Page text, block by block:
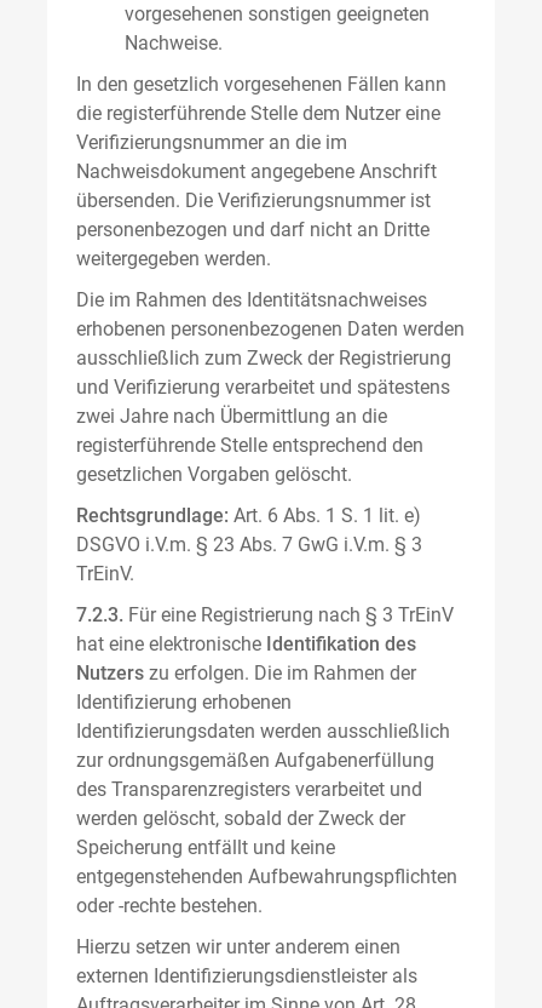
vorgesehenen sonstigen geeigneten
Nachweise.
In den gesetzlich vorgesehenen Fällen kann
die registerführende Stelle dem Nutzer eine
Verifizierungsnummer an die im
Nachweisdokument angegebene Anschrift
übersenden. Die Verifizierungsnummer ist
personenbezogen und darf nicht an Dritte
weitergegeben werden.
Die im Rahmen des Identitätsnachweises
erhobenen personenbezogenen Daten werden
ausschließlich zum Zweck der Registrierung
und Verifizierung verarbeitet und spätestens
zwei Jahre nach Übermittlung an die
registerführende Stelle entsprechend den
gesetzlichen Vorgaben gelöscht.
Rechtsgrundlage: Art. 6 Abs. 1 S. 1 lit. e)
DSGVO i.V.m. § 23 Abs. 7 GwG i.V.m. § 3
TrEinV.
7.2.3. Für eine Registrierung nach § 3 TrEinV
hat eine elektronische Identifikation des
Nutzers zu erfolgen. Die im Rahmen der
Identifizierung erhobenen
Identifizierungsdaten werden ausschließlich
zur ordnungsgemäßen Aufgabenerfüllung
des Transparenzregisters verarbeitet und
werden gelöscht, sobald der Zweck der
Speicherung entfällt und keine
entgegenstehenden Aufbewahrungspflichten
oder -rechte bestehen.
Hierzu setzen wir unter anderem einen
externen Identifizierungsdienstleister als